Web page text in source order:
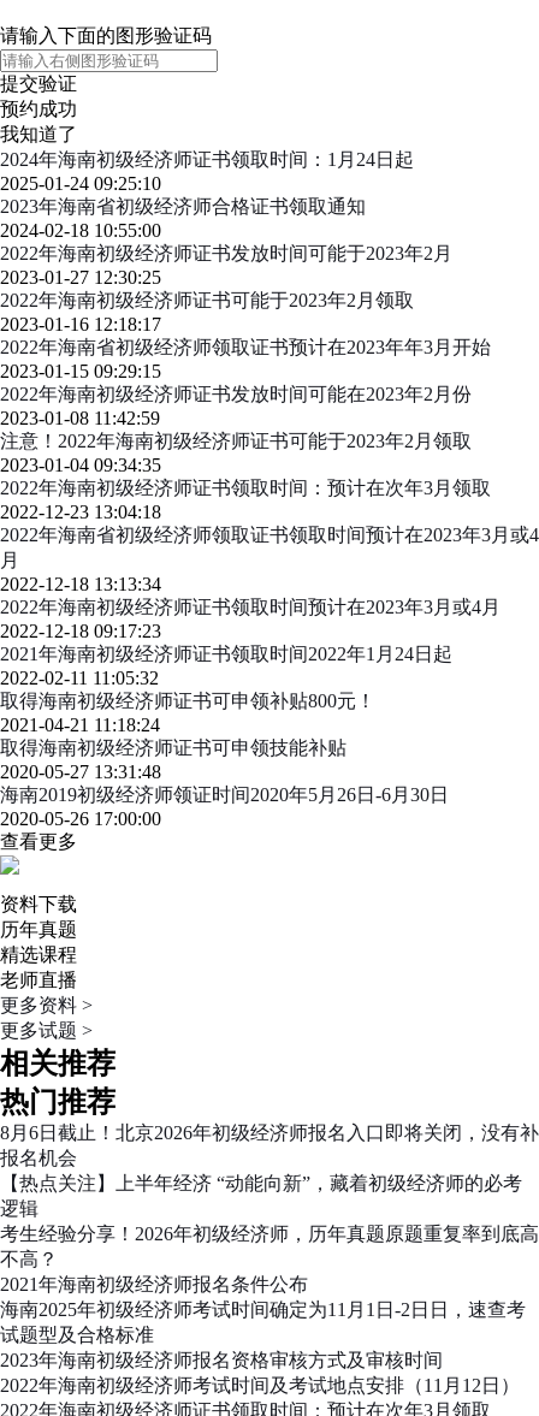
请输入下面的图形验证码
提交验证
预约成功
我知道了
2024年海南初级经济师证书领取时间：1月24日起
2025-01-24 09:25:10
2023年海南省初级经济师合格证书领取通知
2024-02-18 10:55:00
2022年海南初级经济师证书发放时间可能于2023年2月
2023-01-27 12:30:25
2022年海南初级经济师证书可能于2023年2月领取
2023-01-16 12:18:17
2022年海南省初级经济师领取证书预计在2023年年3月开始
2023-01-15 09:29:15
2022年海南初级经济师证书发放时间可能在2023年2月份
2023-01-08 11:42:59
注意！2022年海南初级经济师证书可能于2023年2月领取
2023-01-04 09:34:35
2022年海南初级经济师证书领取时间：预计在次年3月领取
2022-12-23 13:04:18
2022年海南省初级经济师领取证书领取时间预计在2023年3月或4
月
2022-12-18 13:13:34
2022年海南初级经济师证书领取时间预计在2023年3月或4月
2022-12-18 09:17:23
2021年海南初级经济师证书领取时间2022年1月24日起
2022-02-11 11:05:32
取得海南初级经济师证书可申领补贴800元！
2021-04-21 11:18:24
取得海南初级经济师证书可申领技能补贴
2020-05-27 13:31:48
海南2019初级经济师领证时间2020年5月26日-6月30日
2020-05-26 17:00:00
查看更多
资料下载
历年真题
精选课程
老师直播
更多资料 >
更多试题 >
相关推荐
热门推荐
8月6日截止！北京2026年初级经济师报名入口即将关闭，没有补
报名机会
【热点关注】上半年经济 “动能向新”，藏着初级经济师的必考
逻辑
考生经验分享！2026年初级经济师，历年真题原题重复率到底高
不高？
2021年海南初级经济师报名条件公布
海南2025年初级经济师考试时间确定为11月1日-2日日，速查考
试题型及合格标准
2023年海南初级经济师报名资格审核方式及审核时间
2022年海南初级经济师考试时间及考试地点安排（11月12日）
2022年海南初级经济师证书领取时间：预计在次年3月领取